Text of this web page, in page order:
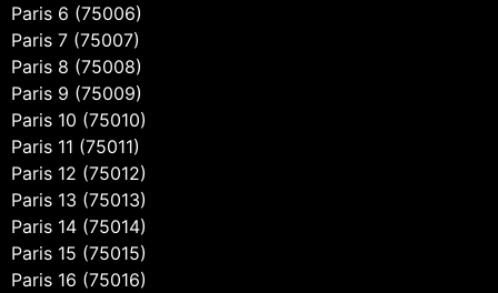
Paris 6 (75006)
Paris 7 (75007)
Paris 8 (75008)
Paris 9 (75009)
Paris 10 (75010)
Paris 11 (75011)
Paris 12 (75012)
Paris 13 (75013)
Paris 14 (75014)
Paris 15 (75015)
Paris 16 (75016)